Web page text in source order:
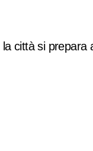
città si prepara